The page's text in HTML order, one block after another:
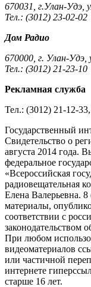
670031, г.Улан-Удэ,
Тел.: (3012) 23-02-02
Дом Радио
670000, г. Улан-Удэ,
Тел.: (3012) 21-23-10
Рекламная служба
Тел.: (3012) 21-12-
Государственный
Cвидетельство о
августа 2014 года.
федеральное
«Всероссийская
радиовещательная
Елена Валерьевна.
материалы,
соответствии с
законодательством
При любом
видеоматериалов
или частичной
интернете
старше 16 лет.